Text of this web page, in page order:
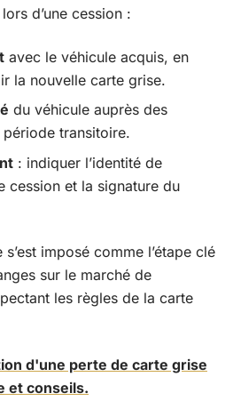
d’une cession :
avec le véhicule acquis, en
la nouvelle carte grise.
du véhicule auprès des
transitoire.
: indiquer l’identité de
cession et la signature du
imposé comme l’étape clé
sur le marché de
les règles de la carte
d'une perte de carte grise
et conseils.